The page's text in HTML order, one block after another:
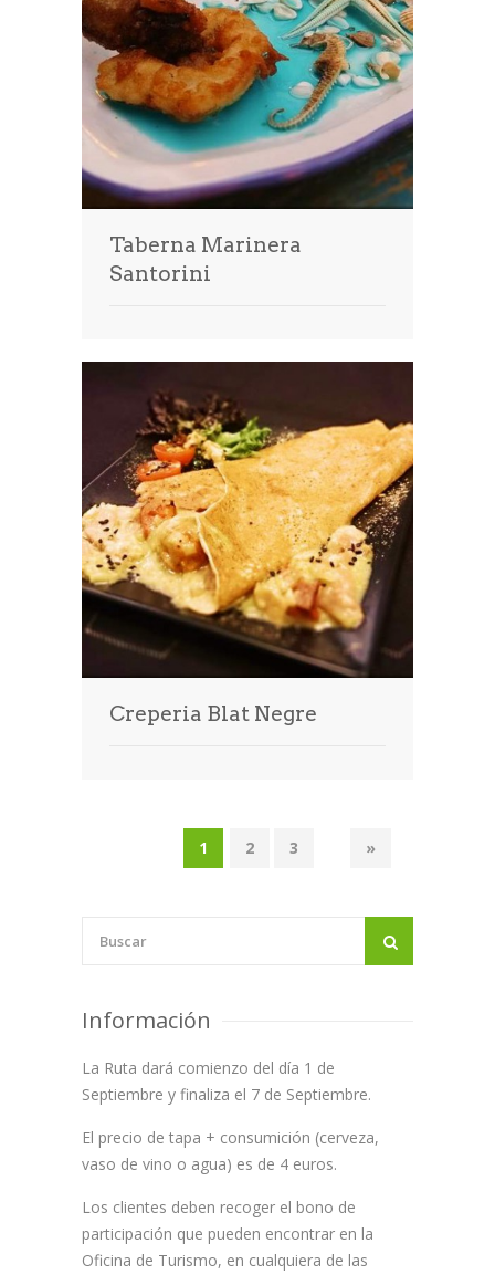
Taberna Marinera
Santorini
Creperia Blat Negre
1 2 3 »
Información
La Ruta dará comienzo del día 1 de
Septiembre y finaliza el 7 de Septiembre.
El precio de tapa + consumición (cerveza,
vaso de vino o agua) es de 4 euros.
Los clientes deben recoger el bono de
participación que pueden encontrar en la
Oficina de Turismo, en cualquiera de las